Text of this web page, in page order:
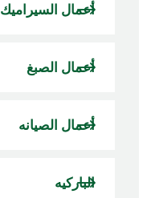
أعمال السيراميك
أعمال الصبغ
أعمال الصيانه
الباركيه